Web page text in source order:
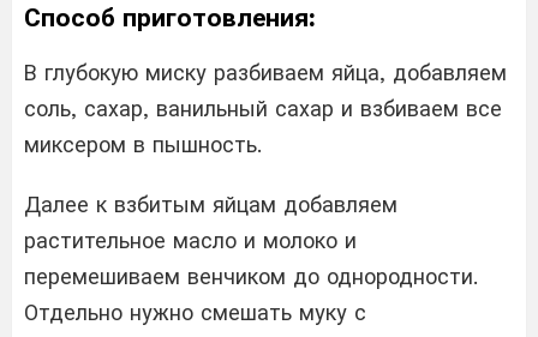
Способ приготовления:
В глубокую миску разбиваем яйца, добавляем
соль, сахар, ванильный сахар и взбиваем все
миксером в пышность.
Далее к взбитым яйцам добавляем
растительное масло и молоко и
перемешиваем венчиком до однородности.
Отдельно нужно смешать муку с